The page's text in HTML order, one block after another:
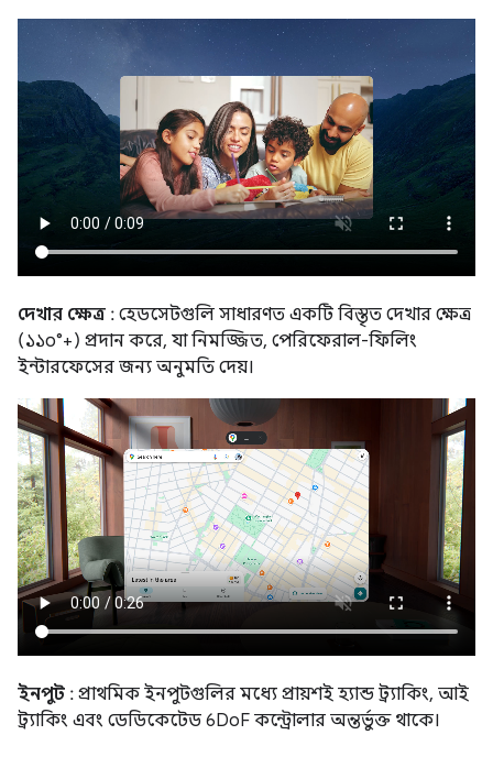
দেখার ক্ষেত্র : হেডসেটগুলি সাধারণত একটি বিস্তৃত দেখার ক্ষেত্র
(১১০°+) প্রদান করে, যা নিমজ্জিত, পেরিফেরাল-ফিলিং
ইন্টারফেসের জন্য অনুমতি দেয়।
ইনপুট : প্রাথমিক ইনপুটগুলির মধ্যে প্রায়শই হ্যান্ড ট্র্যাকিং, আই
ট্র্যাকিং এবং ডেডিকেটেড 6DoF কন্ট্রোলার অন্তর্ভুক্ত থাকে।